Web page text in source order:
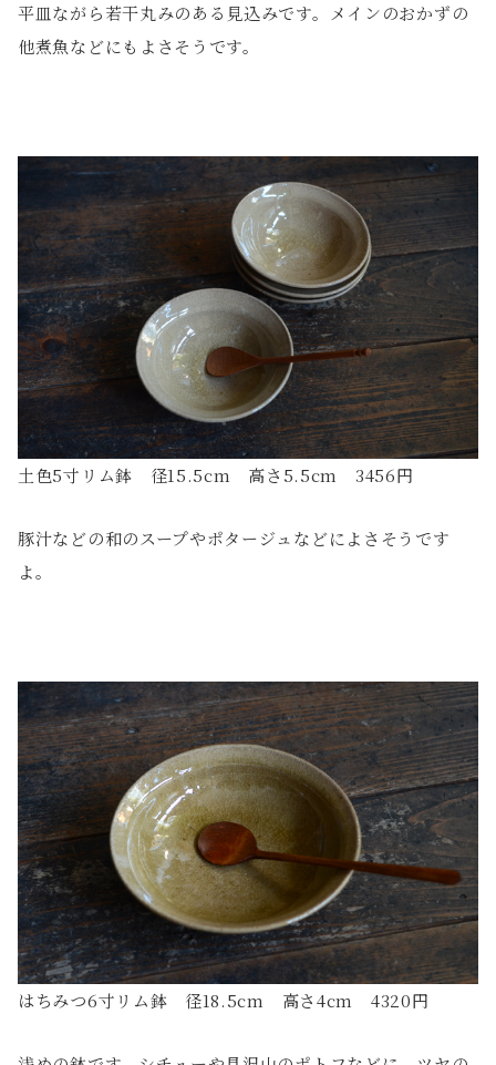
平皿ながら若干丸みのある見込みです。メインのおかずの
他煮魚などにもよさそうです。
土色5寸リム鉢 径15.5cm 高さ5.5cm 3456円
豚汁などの和のスープやポタージュなどによさそうです
よ。
はちみつ6寸リム鉢 径18.5cm 高さ4cm 4320円